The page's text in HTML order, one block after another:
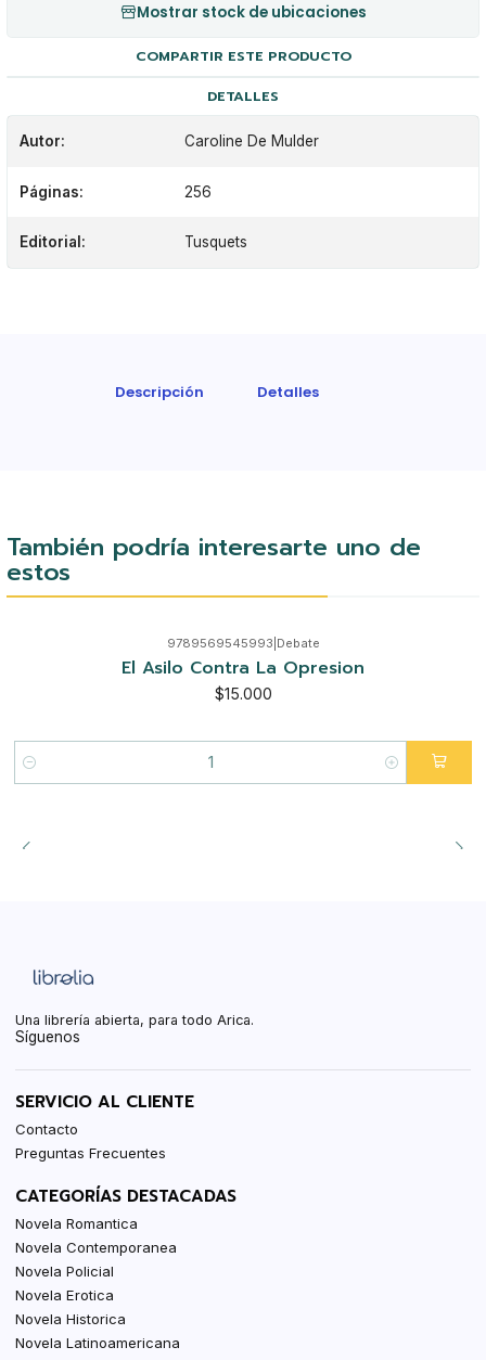
Mostrar stock de ubicaciones
COMPARTIR ESTE PRODUCTO
DETALLES
Autor: Caroline De Mulder
Páginas: 256
Editorial: Tusquets
Descripción Detalles
También podría interesarte uno de
estos
9789569545993 Debate
El Asilo Contra La Opresion
$15.000
Cantidad
Una librería abierta, para todo Arica.
Síguenos
SERVICIO AL CLIENTE
Contacto
Preguntas Frecuentes
CATEGORÍAS DESTACADAS
Novela Romantica
Novela Contemporanea
Novela Policial
Novela Erotica
Novela Historica
Novela Latinoamericana